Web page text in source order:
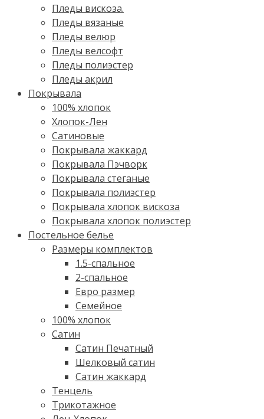
Пледы вискоза.
Пледы вязаные
Пледы велюр
Пледы велсофт
Пледы полиэстер
Пледы акрил
Покрывала
100% хлопок
Хлопок-Лен
Сатиновые
Покрывала жаккард
Покрывала Пэчворк
Покрывала стеганые
Покрывала полиэстер
Покрывала хлопок вискоза
Покрывала хлопок полиэстер
Постельное белье
Размеры комплектов
1.5-спальное
2-спальное
Евро размер
Семейное
100% хлопок
Cатин
Сатин Печатный
Шелковый сатин
Сатин жаккард
Тенцель
Трикотажное